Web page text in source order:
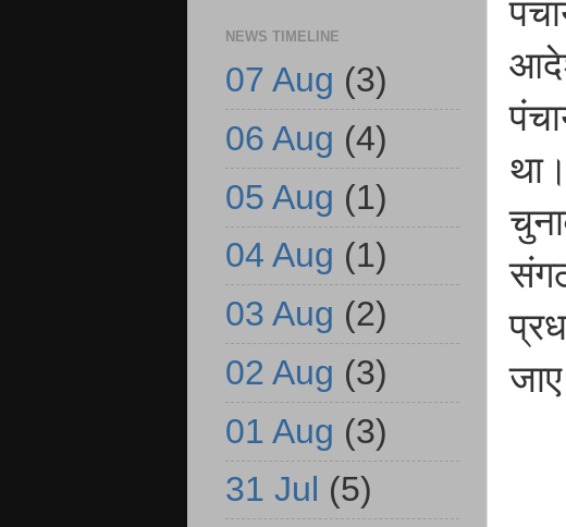
NEWS TIMELINE
07 Aug (3)
06 Aug (4)
05 Aug (1)
04 Aug (1)
03 Aug (2)
02 Aug (3)
01 Aug (3)
31 Jul (5)